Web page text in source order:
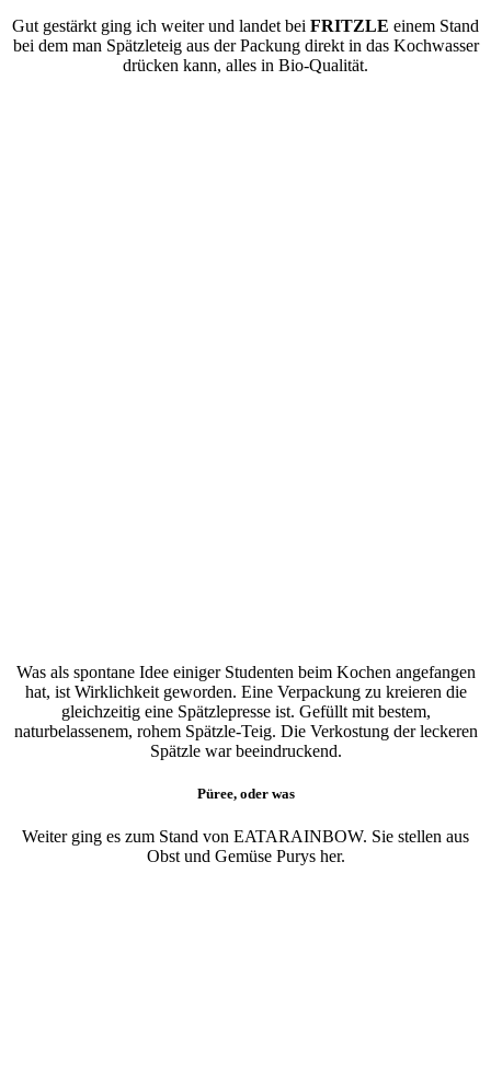
Gut gestärkt ging ich weiter und landet bei FRITZLE einem Stand
bei dem man Spätzleteig aus der Packung direkt in das Kochwasser
drücken kann, alles in Bio-Qualität.
Was als spontane Idee einiger Studenten beim Kochen angefangen
hat, ist Wirklichkeit geworden. Eine Verpackung zu kreieren die
gleichzeitig eine Spätzlepresse ist. Gefüllt mit bestem,
naturbelassenem, rohem Spätzle-Teig. Die Verkostung der leckeren
Spätzle war beeindruckend.
Püree, oder was
Weiter ging es zum Stand von EATARAINBOW. Sie stellen aus
Obst und Gemüse Purys her.